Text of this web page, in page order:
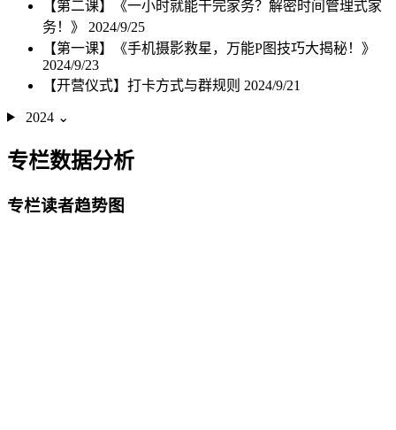
【第二课】《一小时就能干完家务？解密时间管理式家
务！》 2024/9/25
【第一课】《手机摄影救星，万能P图技巧大揭秘！》
2024/9/23
【开营仪式】打卡方式与群规则 2024/9/21
2024 ⌄
专栏数据分析
专栏读者趋势图